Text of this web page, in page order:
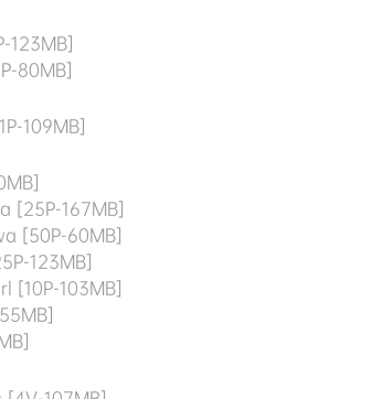
123MB]
80MB]
109MB]
[25P-167MB]
[50P-60MB]
123MB]
[10P-103MB]